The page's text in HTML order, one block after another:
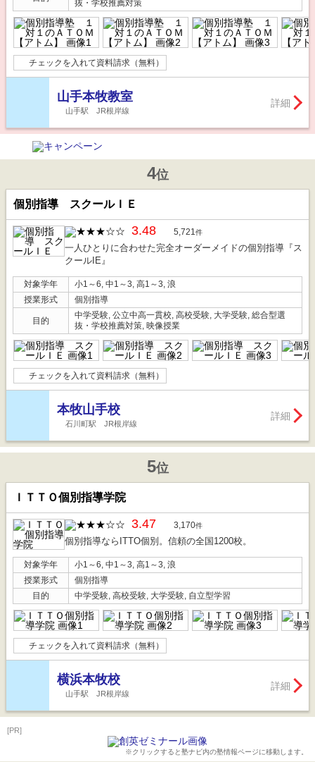
抜・学校推薦対策
チェックを入れて資料請求（無料）
山手本牧教室
山手駅 JR根岸線
詳細
4位
個別指導 スクールＩＥ
3.48 5,721件
一人ひとりに合わせた完全オーダーメイドの個別指導『ス
クールIE』
対象学年
小1～6, 中1～3, 高1～3, 浪
授業形式
個別指導
目的
中学受験, 公立中高一貫校, 高校受験, 大学受験, 総合型選
抜・学校推薦対策, 映像授業
チェックを入れて資料請求（無料）
本牧山手校
石川町駅 JR根岸線
詳細
5位
ＩＴＴＯ個別指導学院
3.47 3,170件
個別指導ならITTO個別。信頼の全国1200校。
対象学年
小1～6, 中1～3, 高1～3, 浪
授業形式
個別指導
目的
中学受験, 高校受験, 大学受験, 自立型学習
チェックを入れて資料請求（無料）
横浜本牧校
山手駅 JR根岸線
詳細
[PR]
※クリックすると塾ナビ内の塾情報ページに移動します。